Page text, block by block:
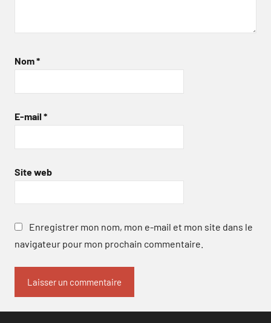
Nom*
E-mail *
Site web
Enregistrer mon nom, mon e-mail et mon site dans le
navigateur pour mon prochain commentaire.